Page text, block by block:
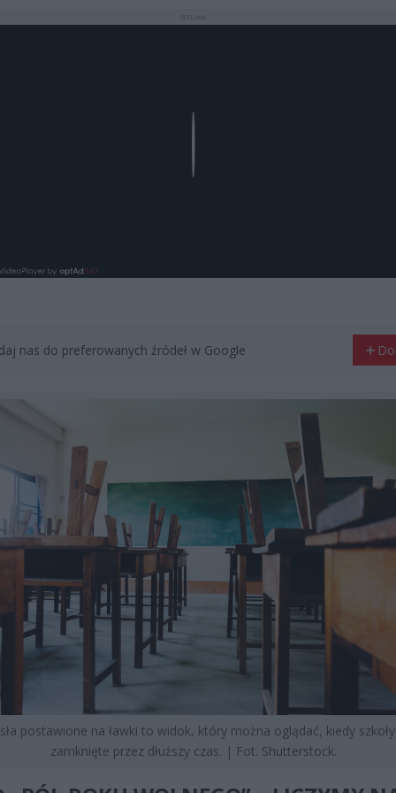
nas do preferowanych źródeł w Google
postawione na ławki to widok, który można oglądać, kiedy
zamknięte przez dłuższy czas. | Fot. Shutterstock.